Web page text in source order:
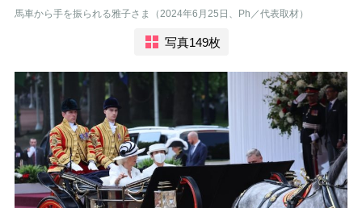
馬車から手を振られる雅子さま（2024年6月25日、Ph／代表取材）
写真149枚